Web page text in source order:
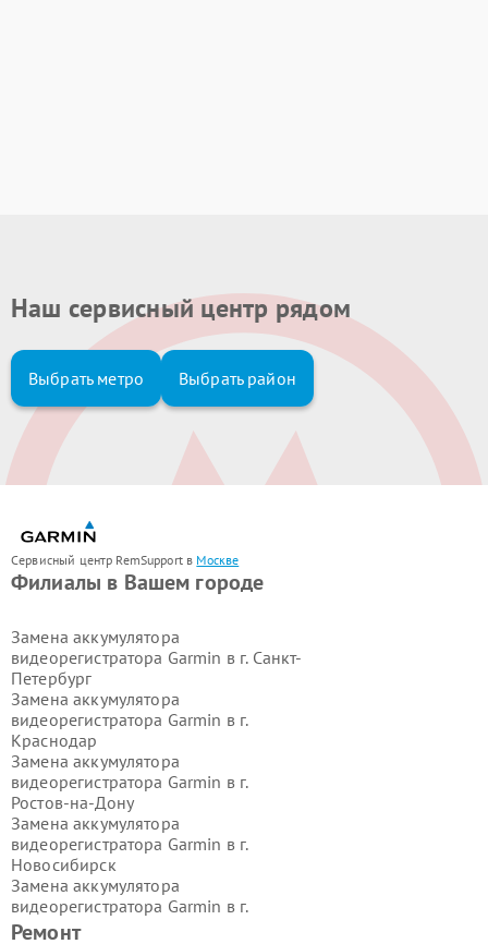
Наш сервисный центр рядом
Выбрать метро Выбрать район
Сервисный центр RemSupport в Москве
Ремонт
Филиалы в Вашем городе
Замена аккумулятора
видеорегистратора Garmin в г. Санкт-
Петербург
Замена аккумулятора
видеорегистратора Garmin в г.
Краснодар
Замена аккумулятора
видеорегистратора Garmin в г.
Ростов-на-Дону
Замена аккумулятора
видеорегистратора Garmin в г.
Новосибирск
Замена аккумулятора
видеорегистратора Garmin в г.
Екатеринбург